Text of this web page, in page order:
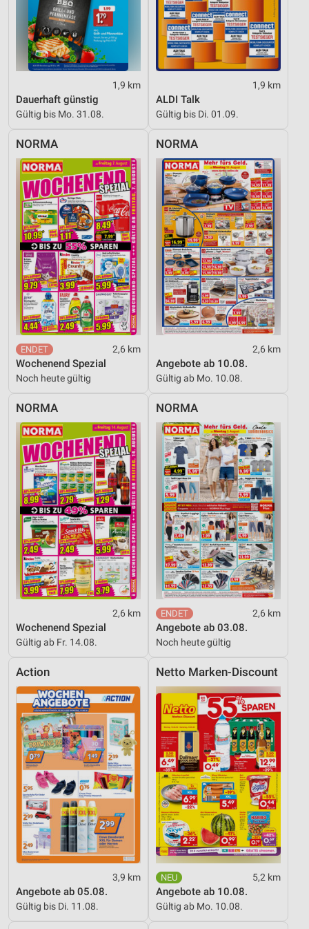
1,9 km
Dauerhaft günstig
Gültig bis Mo. 31.08.
1,9 km
ALDI Talk
Gültig bis Di. 01.09.
NORMA
2,6 km
Wochenend Spezial
Noch heute gültig
NORMA
2,6 km
Angebote ab 10.08.
Gültig ab Mo. 10.08.
NORMA
2,6 km
Wochenend Spezial
Gültig ab Fr. 14.08.
NORMA
2,6 km
Angebote ab 03.08.
Noch heute gültig
Action
3,9 km
Angebote ab 05.08.
Gültig bis Di. 11.08.
Netto Marken-Discount
5,2 km
Angebote ab 10.08.
Gültig ab Mo. 10.08.
Performance
Funktional
Werbung